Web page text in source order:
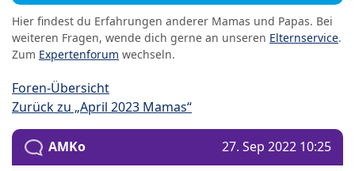
Hier findest du Erfahrungen anderer Mamas und Papas. Bei
weiteren Fragen, wende dich gerne an unseren Elternservice.
Zum Expertenforum wechseln.
Foren-Übersicht
Zurück zu „April 2023 Mamas“
AMKo 27. Sep 2022 10:25